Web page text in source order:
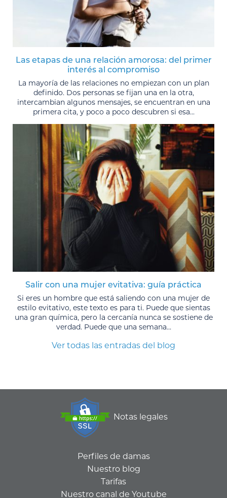
Las etapas de una relación amorosa: del primer
interés al compromiso
La mayoría de las relaciones no empiezan con un plan
definido. Dos personas se fijan una en la otra,
intercambian algunos mensajes, se encuentran en una
primera cita, y poco a poco descubren si esa...
Salir con una mujer evitativa: guía práctica
Si eres un hombre que está saliendo con una mujer de
estilo evitativo, este texto es para ti. Puede que sientas
una gran química, pero la cercanía nunca se sostiene de
verdad. Puede que una semana...
Ver todas las entradas del blog
Notas legales
Perfiles de damas
Nuestro blog
Tarifas
Nuestro canal de Youtube